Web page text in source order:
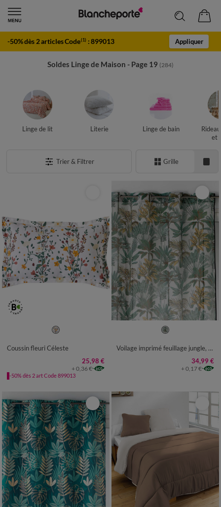
-50% dès 2 articles Code(1) :899013 Appliquer
Soldes Linge de Maison - Page 19 (284)
Linge de lit Literie Linge de bain
et
Trier & Filtrer Grille
Coussin fleuri Céleste
25,98 €
+ 0,36 €
-50% dès 2 art Code 899013
Voilage imprimé feuillage jungle, finition œillets
34,99 €
+ 0,17 €